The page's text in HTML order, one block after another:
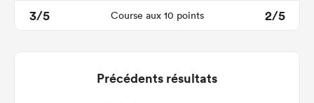
3/5
Course aux 10 points 2/5
Précédents résultats